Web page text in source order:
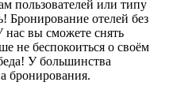
пользователей или типу
Бронирование отелей без
вы сможете снять
не беспокоиться о своём
У большинства
бронирования.